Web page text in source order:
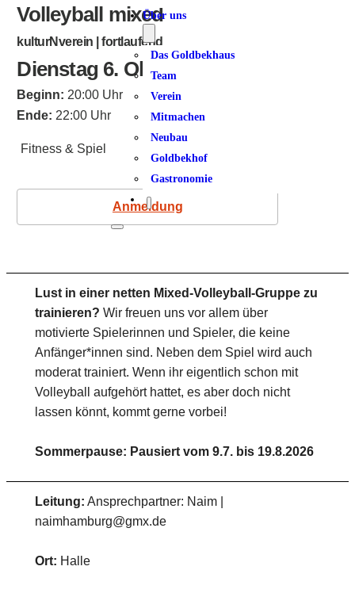
Über uns
Das Goldbekhaus
Team
Verein
Mitmachen
Neubau
Goldbekhof
Gastronomie
Volleyball mixed
kulturNverein | fortlaufend
Dienstag 6. Oktober 2026
Beginn: 20:00 Uhr
Ende: 22:00 Uhr
Fitness & Spiel
Anmeldung
Lust in einer netten Mixed-Volleyball-Gruppe zu
trainieren? Wir freuen uns vor allem über
motivierte Spielerinnen und Spieler, die keine
Anfänger*innen sind. Neben dem Spiel wird auch
moderat trainiert. Wenn ihr eigentlich schon mit
Volleyball aufgehört hattet, es aber doch nicht
lassen könnt, kommt gerne vorbei!
Sommerpause: Pausiert vom 9.7. bis 19.8.2026
Leitung: Ansprechpartner: Naim |
naimhamburg@gmx.de
Ort: Halle